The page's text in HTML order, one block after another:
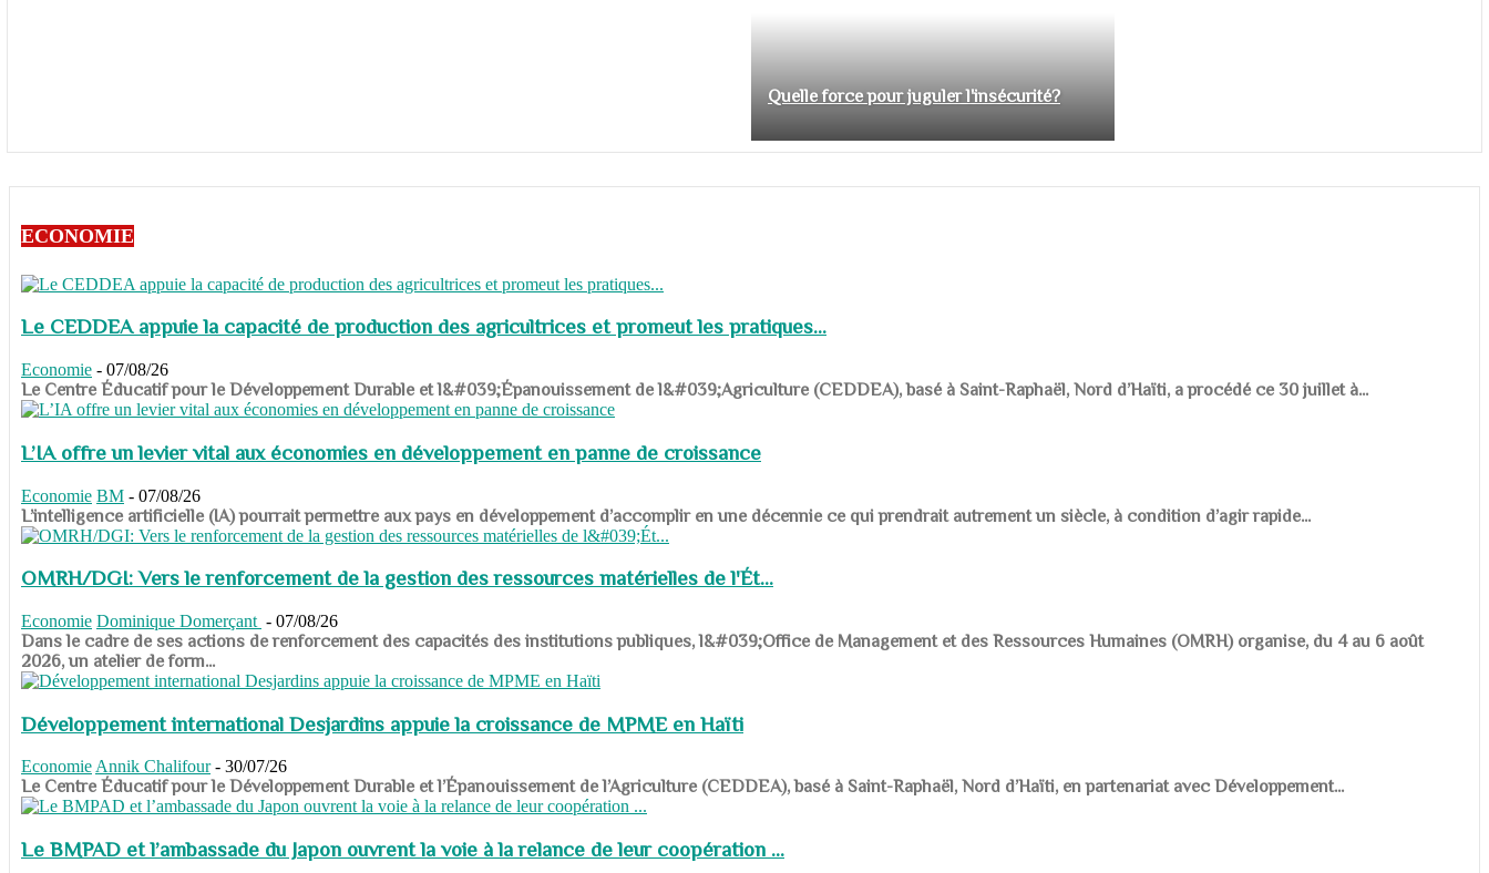
Quelle force pour juguler l'insécurité?
ECONOMIE
Le CEDDEA appuie la capacité de production des agricultrices et promeut les pratiques...
Economie - 07/08/26
​​​​​​​Le Centre Éducatif pour le Développement Durable et l&#039;Épanouissement de l&#039;Agriculture (CEDDEA), basé à Saint-Raphaël, Nord d’Haïti, a procédé ce 30 juillet à...
L’IA offre un levier vital aux économies en développement en panne de croissance
Economie BM - 07/08/26
​​​​​​​L’intelligence artificielle (IA) pourrait permettre aux pays en développement d’accomplir en une décennie ce qui prendrait autrement un siècle, à condition d’agir rapide...
OMRH/DGI: Vers le renforcement de la gestion des ressources matérielles de l'Ét...
Economie Dominique Domerçant - 07/08/26
Dans le cadre de ses actions de renforcement des capacités des institutions publiques, l&#039;Office de Management et des Ressources Humaines (OMRH) organise, du 4 au 6 août
2026, un atelier de form...
Développement international Desjardins appuie la croissance de MPME en Haïti
Economie Annik Chalifour - 30/07/26
​​​​​​​Le Centre Éducatif pour le Développement Durable et l’Épanouissement de l’Agriculture (CEDDEA), basé à Saint-Raphaël, Nord d’Haïti, en partenariat avec Développement...
Le BMPAD et l’ambassade du Japon ouvrent la voie à la relance de leur coopération ...